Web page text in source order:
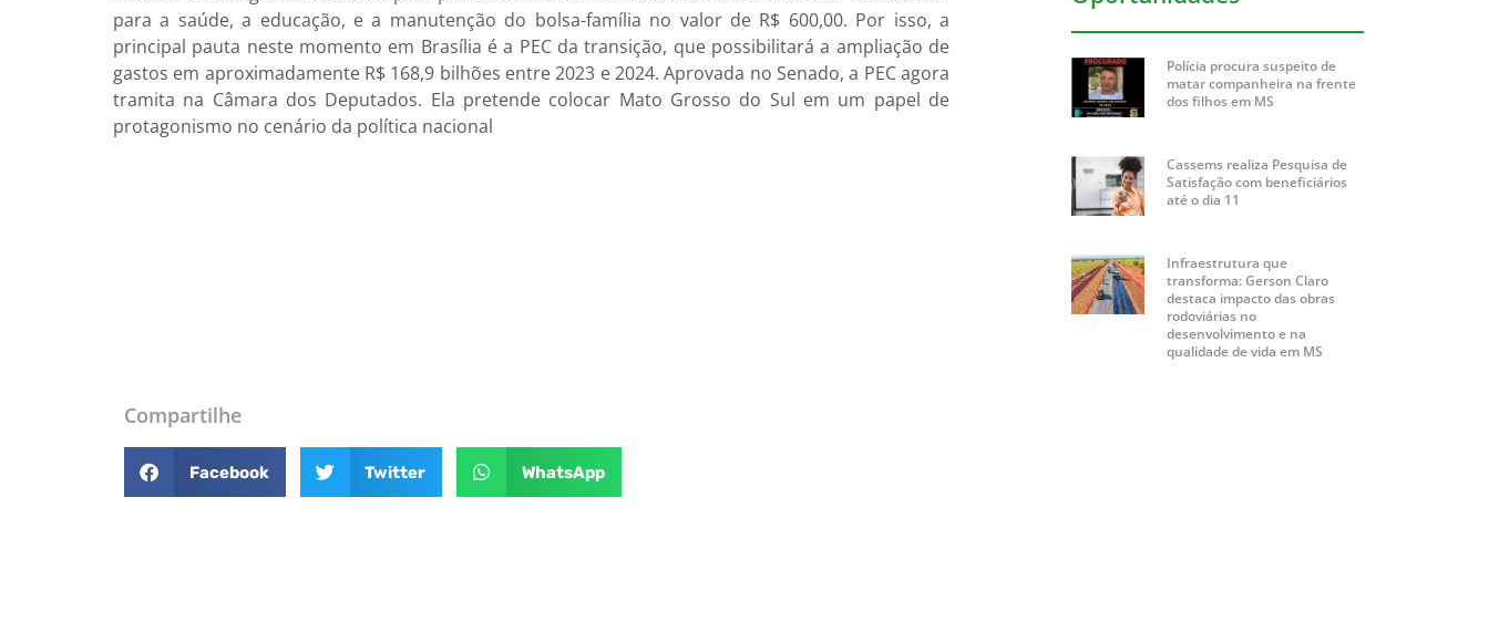
para a saúde, a educação, e a manutenção do bolsa-família no valor de R$ 600,00. Por isso, a
principal pauta neste momento em Brasília é a PEC da transição, que possibilitará a ampliação de
gastos em aproximadamente R$ 168,9 bilhões entre 2023 e 2024. Aprovada no Senado, a PEC agora
tramita na Câmara dos Deputados. Ela pretende colocar Mato Grosso do Sul em um papel de
protagonismo no cenário da política nacional
Polícia procura suspeito de
matar companheira na frente
dos filhos em MS
Cassems realiza Pesquisa de
Satisfação com beneficiários
até o dia 11
Infraestrutura que
transforma: Gerson Claro
destaca impacto das obras
rodoviárias no
desenvolvimento e na
qualidade de vida em MS
Compartilhe
Facebook Twitter WhatsApp